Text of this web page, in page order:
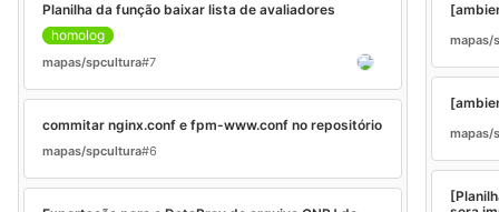
Planilha da função baixar lista de avaliadores
homolog
mapas/spcultura#7
commitar nginx.conf e fpm-www.conf no repositório
mapas/spcultura#6
mapas/
mapas/